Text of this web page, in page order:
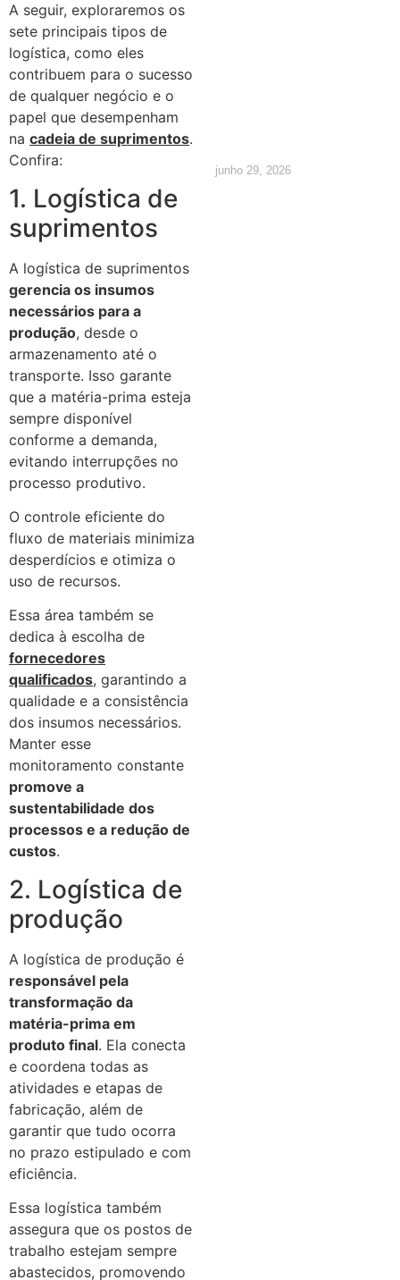
A seguir, exploraremos os
sete principais tipos de
logística, como eles
contribuem para o sucesso
de qualquer negócio e o
papel que desempenham
na cadeia de suprimentos.
Confira:
1. Logística de
suprimentos
A logística de suprimentos
gerencia os insumos
necessários para a
produção, desde o
armazenamento até o
transporte. Isso garante
que a matéria-prima esteja
sempre disponível
conforme a demanda,
evitando interrupções no
processo produtivo.
O controle eficiente do
fluxo de materiais minimiza
desperdícios e otimiza o
uso de recursos.
Essa área também se
dedica à escolha de
fornecedores
qualificados, garantindo a
qualidade e a consistência
dos insumos necessários.
Manter esse
monitoramento constante
promove a
sustentabilidade dos
processos e a redução de
custos.
2. Logística de
produção
A logística de produção é
responsável pela
transformação da
matéria-prima em
produto final. Ela conecta
e coordena todas as
atividades e etapas de
fabricação, além de
garantir que tudo ocorra
no prazo estipulado e com
eficiência.
Essa logística também
assegura que os postos de
trabalho estejam sempre
abastecidos, promovendo
junho 29, 2026